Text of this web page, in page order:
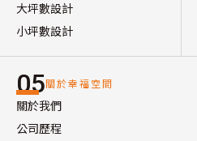
大坪數設計
小坪數設計
05關於幸福空間
關於我們
公司歷程